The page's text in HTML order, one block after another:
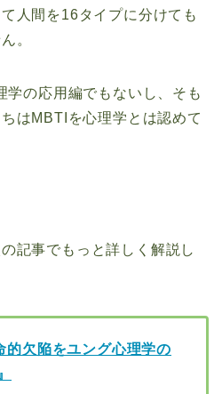
人間を16タイプに分けても
。
学の応用編でもないし、そも
はMBTIを心理学とは認めて
記事でもっと詳しく解説し
的欠陥をユング心理学の